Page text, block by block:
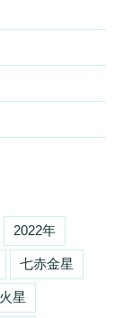
2022年
七赤金星
星